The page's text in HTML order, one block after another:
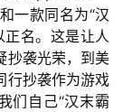
一款同名为“汉
名。这是让人
抄袭光荣，到美
行抄袭作为游戏
们自己“汉末霸